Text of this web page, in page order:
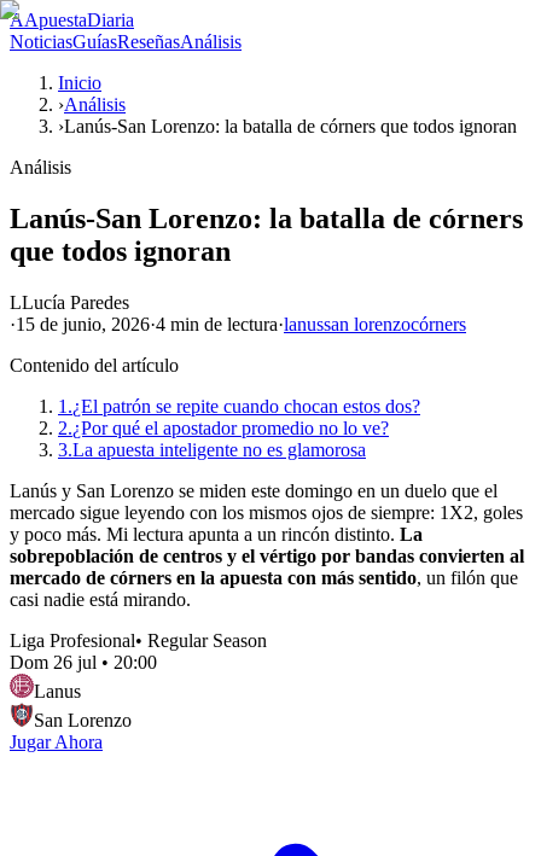
AApuestaDiaria
NoticiasGuíasReseñasAnálisis
Inicio
›Análisis
›Lanús-San Lorenzo: la batalla de córners que todos ignoran
Análisis
Lanús-San Lorenzo: la batalla de córners
que todos ignoran
LLucía Paredes
·15 de junio, 2026·4 min de lectura·lanussan lorenzocórners
Contenido del artículo
1.¿El patrón se repite cuando chocan estos dos?
2.¿Por qué el apostador promedio no lo ve?
3.La apuesta inteligente no es glamorosa
Lanús y San Lorenzo se miden este domingo en un duelo que el
mercado sigue leyendo con los mismos ojos de siempre: 1X2, goles
y poco más. Mi lectura apunta a un rincón distinto. La
sobrepoblación de centros y el vértigo por bandas convierten al
mercado de córners en la apuesta con más sentido, un filón que
casi nadie está mirando.
Liga Profesional• Regular Season
Dom 26 jul • 20:00
Lanus
San Lorenzo
Jugar Ahora